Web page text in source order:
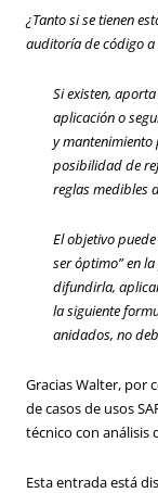
¿Tanto si se tienen
auditoría de código a
Si existen,
aplicación o
y mantenimiento
posibilidad de
reglas medibles
El objetivo
ser óptimo” en
difundirla,
la siguiente
anidados, no
Gracias Walter, por
de casos de usos
técnico con análisis
Esta entrada está